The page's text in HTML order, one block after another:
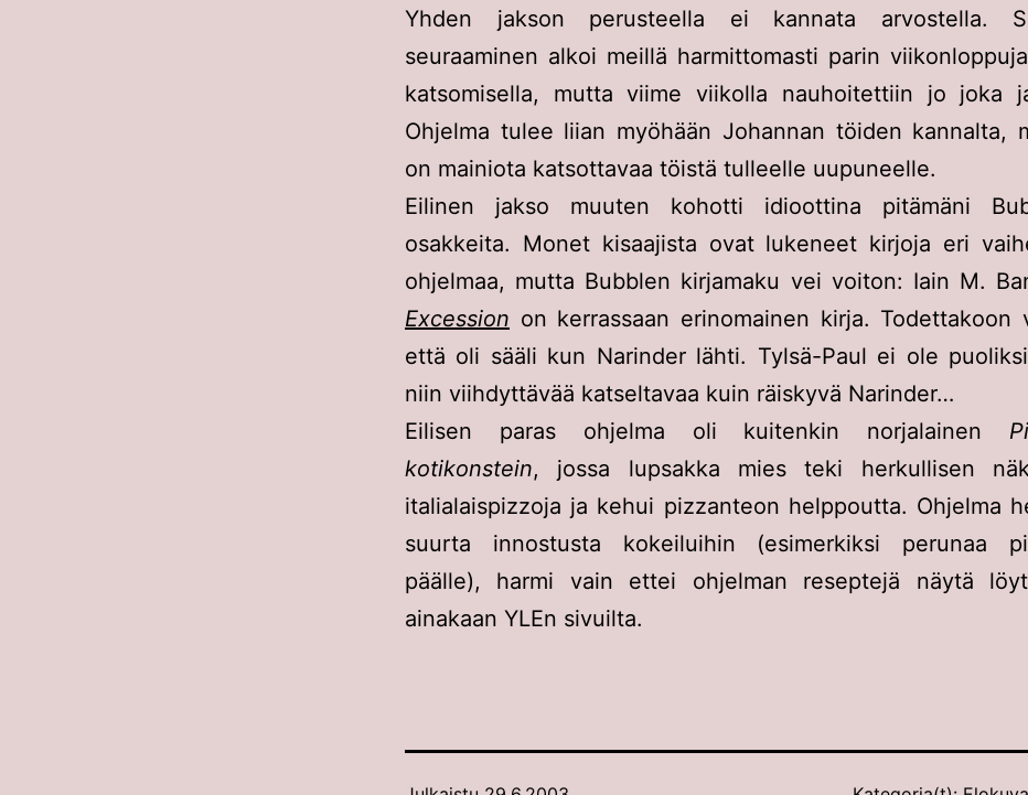
Yhden jakson perusteella ei kannata arvostella.
seuraaminen alkoi meillä harmittomasti parin
katsomisella, mutta viime viikolla nauhoitettiin jo joka
Ohjelma tulee liian myöhään Johannan töiden kannalta,
on mainiota katsottavaa töistä tulleelle uupuneelle.
Eilinen jakso muuten kohotti idioottina pitämäni
osakkeita. Monet kisaajista ovat lukeneet kirjoja eri
ohjelmaa, mutta Bubblen kirjamaku vei voiton: Iain M.
Excession on kerrassaan erinomainen kirja. Todettakoon
että oli sääli kun Narinder lähti. Tylsä-Paul ei ole
niin viihdyttävää katseltavaa kuin räiskyvä Narinder…
Eilisen paras ohjelma oli kuitenkin norjalainen
kotikonstein, jossa lupsakka mies teki herkullisen
italialaispizzoja ja kehui pizzanteon helppoutta. Ohjelma
suurta innostusta kokeiluihin (esimerkiksi perunaa
päälle), harmi vain ettei ohjelman reseptejä näytä
ainakaan YLEn sivuilta.